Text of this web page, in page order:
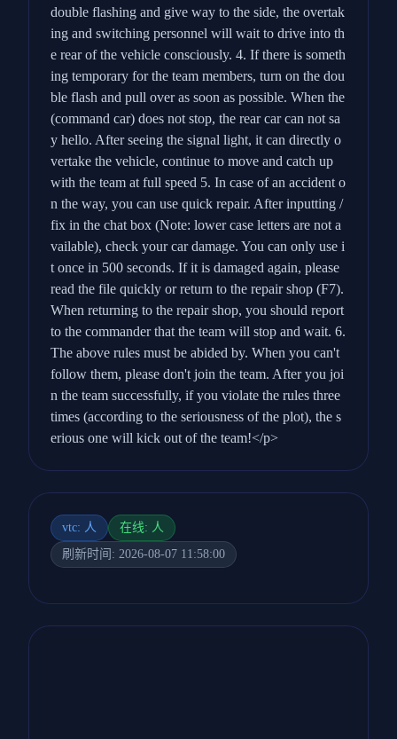
double flashing and give way to the side, the overtak
ing and switching personnel will wait to drive into th
e rear of the vehicle consciously. 4. If there is someth
ing temporary for the team members, turn on the dou
ble flash and pull over as soon as possible. When the
(command car) does not stop, the rear car can not sa
y hello. After seeing the signal light, it can directly o
vertake the vehicle, continue to move and catch up
with the team at full speed 5. In case of an accident o
n the way, you can use quick repair. After inputting /
fix in the chat box (Note: lower case letters are not a
vailable), check your car damage. You can only use i
t once in 500 seconds. If it is damaged again, please
read the file quickly or return to the repair shop (F7).
When returning to the repair shop, you should report
to the commander that the team will stop and wait. 6.
The above rules must be abided by. When you can't
follow them, please don't join the team. After you joi
n the team successfully, if you violate the rules three
times (according to the seriousness of the plot), the s
erious one will kick out of the team!</p>
vtc: 人
在线: 人
刷新时间: 2026-08-07 11:58:00